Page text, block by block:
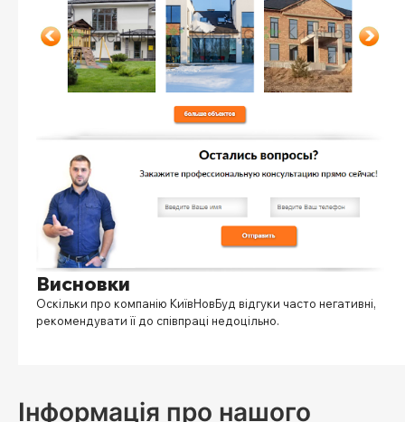
Висновки
Оскільки про компанію КиївНовБуд відгуки часто негативні,
рекомендувати її до співпраці недоцільно.
Інформація про нашого